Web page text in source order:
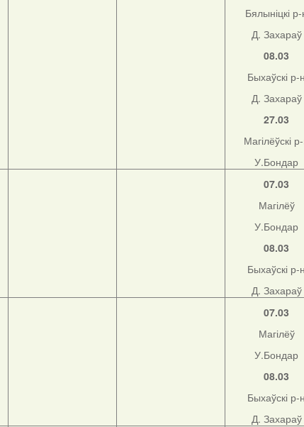
Бялыніцкі
Д. Захараў
08.03
Быхаўскі р-
Д. Захараў
27.03
Магілёўскі
У.Бондар
07.03
Магілёў
У.Бондар
08.03
Быхаўскі р-
Д. Захараў
07.03
Магілёў
У.Бондар
08.03
Быхаўскі р-
Д. Захараў